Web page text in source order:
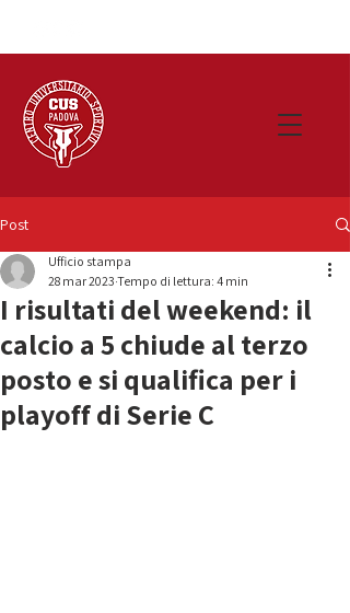
Post
I risultati del weekend: il
calcio a 5 chiude al terzo
posto e si qualifica per i
playoff di Serie C
Ufficio stampa
28 mar 2023 Tempo di lettura: 4 min